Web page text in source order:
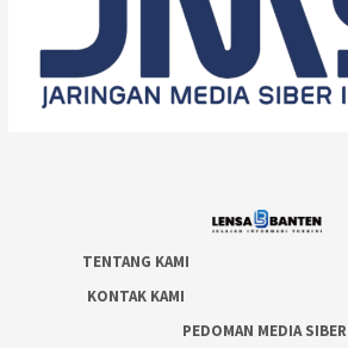
TENTANG KAMI
KONTAK KAMI
PEDOMAN MEDIA SIBER